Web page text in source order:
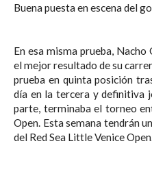
Buena puesta en escena del
En esa misma prueba, Nacho Gómez Osuna (-10) ha firmado
el mejor resultado de su carrera en el Alps Tour terminando la
prueba en quinta posición tras entregar la mejor tarjeta del
día en la tercera y definitiva jornada. Rocco Repetto, por su
parte, terminaba el torneo entre los 25
Open. Esta semana tendrán una
del Red Sea Little Venice